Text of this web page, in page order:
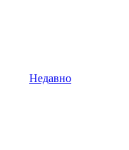
Недавно